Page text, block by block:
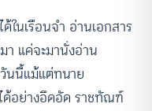
ในเรือนจำ อ่านเอกสาร
แค่จะมานั่งอ่าน
นนี้แม้แต่ทนาย
ด้อย่างอึดอัด ราชทัณฑ์